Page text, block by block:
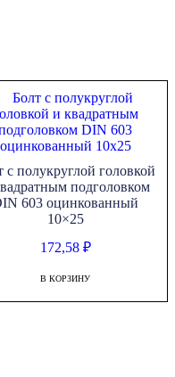
с полукруглой головкой
подголовком
603 оцинкованный
10×25
172,58 ₽
В КОРЗИНУ